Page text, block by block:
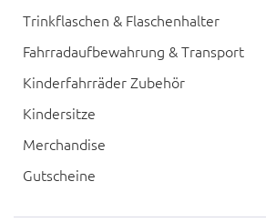
Trinkflaschen & Flaschenhalter
Fahrradaufbewahrung & Transport
Kinderfahrräder Zubehör
Kindersitze
Merchandise
Gutscheine